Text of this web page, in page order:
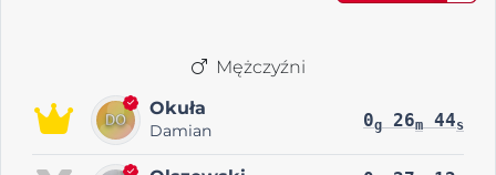
Mężczyźni
Okuła
Damian 0g 26m 44s